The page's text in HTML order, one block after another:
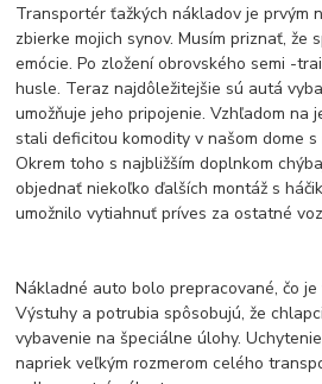
Transportér ťažkých nákladov je prvým
zbierke mojich synov. Musím priznať, že
emócie. Po zložení obrovského semi -
husle. Teraz najdôležitejšie sú autá
umožňuje jeho pripojenie. Vzhľadom na
stali deficitou komodity v našom dome
Okrem toho s najbližším doplnkom
objednať niekoľko ďalších montáž s
umožnilo vytiahnuť príves za ostatné
Nákladné auto bolo prepracované, čo
Výstuhy a potrubia spôsobujú, že
vybavenie na špeciálne úlohy.
napriek veľkým rozmerom celého